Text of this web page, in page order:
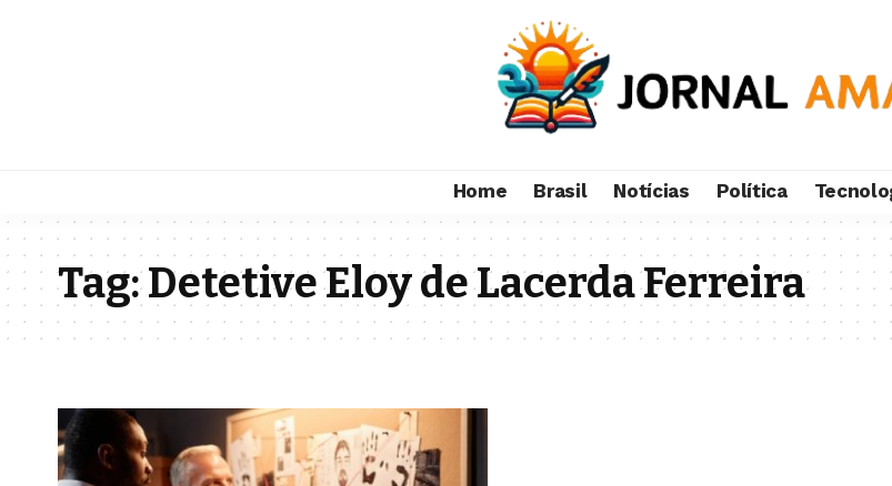
Home Brasil Notícias Política
Tag:Detetive Eloy de Lacerda Ferreira